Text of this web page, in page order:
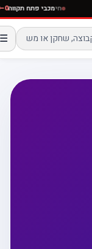
חימכבי פתח
☰